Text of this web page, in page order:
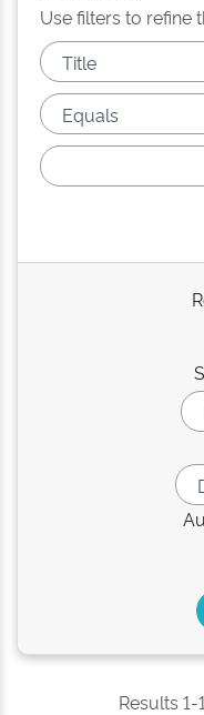
Use filters to refine
Results 1-